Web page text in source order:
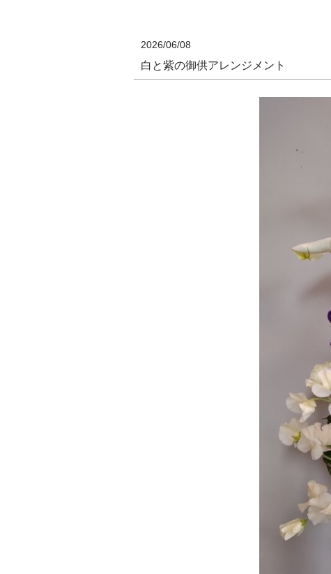
2026/06/08
白と紫の御供アレンジメント